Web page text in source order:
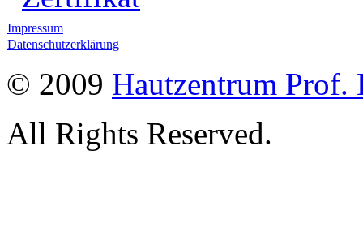
Impressum
Datenschutzerklärung
© 2009 Hautzentrum Prof.
All Rights Reserved.